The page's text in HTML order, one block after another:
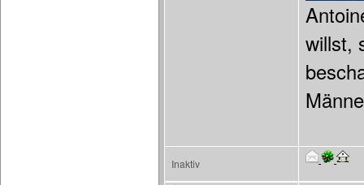
willst,
Inaktiv